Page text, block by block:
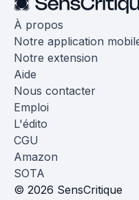
À propos
Notre application
Notre extension
Aide
Nous contacter
Emploi
L'édito
CGU
Amazon
SOTA
© 2026 SensCritique